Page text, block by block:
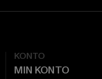
KONTO
MIN KONTO